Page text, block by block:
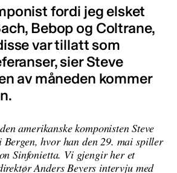
fordi jeg elsket
Bebop og Coltrane,
var tillatt som
sier Steve
av måneden kommer
amerikanske komponisten Steve
Bergen, hvor han den 29. mai spiller
Sinfonietta. Vi gjengir her et
Anders Beyers intervju med